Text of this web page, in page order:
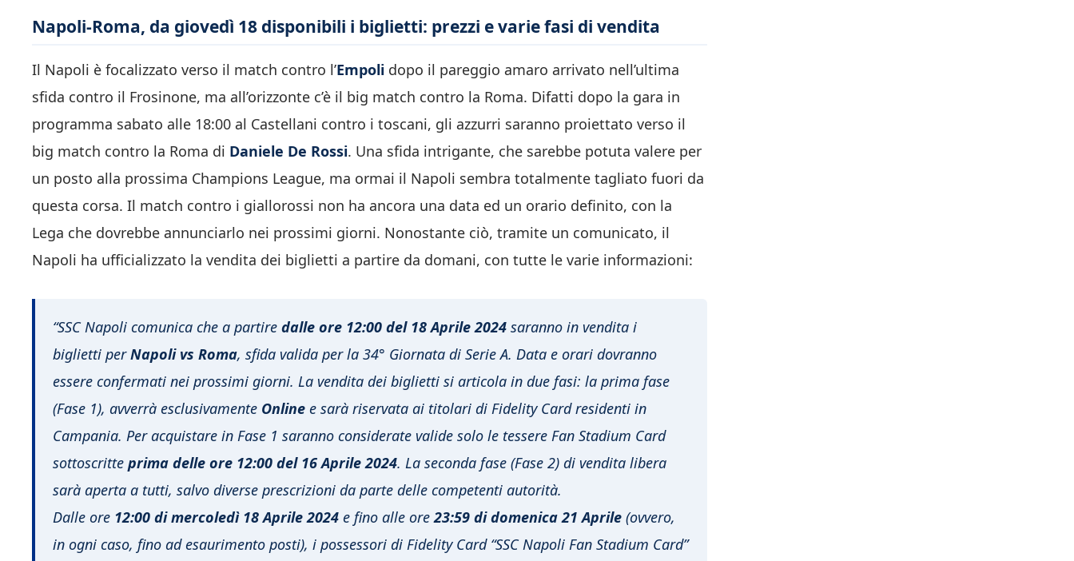
Napoli-Roma, da giovedì 18 disponibili i biglietti: prezzi e varie fasi di vendita
Il Napoli è focalizzato verso il match contro l’Empoli dopo il pareggio amaro arrivato nell’ultima
sfida contro il Frosinone, ma all’orizzonte c’è il big match contro la Roma. Difatti dopo la gara in
programma sabato alle 18:00 al Castellani contro i toscani, gli azzurri saranno proiettato verso il
big match contro la Roma di Daniele De Rossi. Una sfida intrigante, che sarebbe potuta valere per
un posto alla prossima Champions League, ma ormai il Napoli sembra totalmente tagliato fuori da
questa corsa. Il match contro i giallorossi non ha ancora una data ed un orario definito, con la
Lega che dovrebbe annunciarlo nei prossimi giorni. Nonostante ciò, tramite un comunicato, il
Napoli ha ufficializzato la vendita dei biglietti a partire da domani, con tutte le varie informazioni:
“SSC Napoli comunica che a partire dalle ore 12:00 del 18 Aprile 2024 saranno in vendita i
biglietti perNapoli vs Roma, sfida valida per la 34° Giornata di Serie A. Data e orari dovranno
essere confermati nei prossimi giorni. La vendita dei biglietti si articola in due fasi: la prima fase
(Fase 1), avverrà esclusivamente Online e sarà riservata ai titolari di Fidelity Card residenti in
Campania. Per acquistare in Fase 1 saranno considerate valide solo le tessere Fan Stadium Card
sottoscritte prima delle ore 12:00 del 16 Aprile 2024. La seconda fase (Fase 2) di vendita libera
sarà aperta a tutti, salvo diverse prescrizioni da parte delle competenti autorità.
Dalle ore 12:00 di mercoledì 18 Aprile 2024 e fino alle ore23:59 di domenica 21 Aprile (ovvero,
in ogni caso, fino ad esaurimento posti), i possessori di Fidelity Card “SSC Napoli Fan Stadium Card”